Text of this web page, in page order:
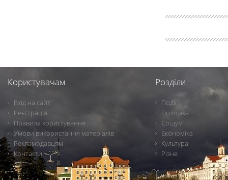
Користувачам
Вхід на сайт
Реєстрація
Правила користування
Умови використання матеріалів
Рекламодавцям
Контакти
Розділи
Події
Політика
Соціум
Економіка
Культура
Різне